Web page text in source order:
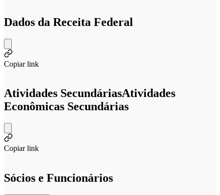
Dados da Receita Federal
Copiar link
Atividades SecundáriasAtividades
Econômicas Secundárias
Copiar link
Sócios e Funcionários